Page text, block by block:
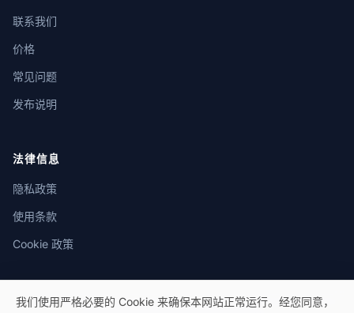
联系我们
价格
常见问题
发布说明
法律信息
隐私政策
使用条款
Cookie 政策
我们使用严格必要的 Cookie 来确保本网站正常运行。经您同意，